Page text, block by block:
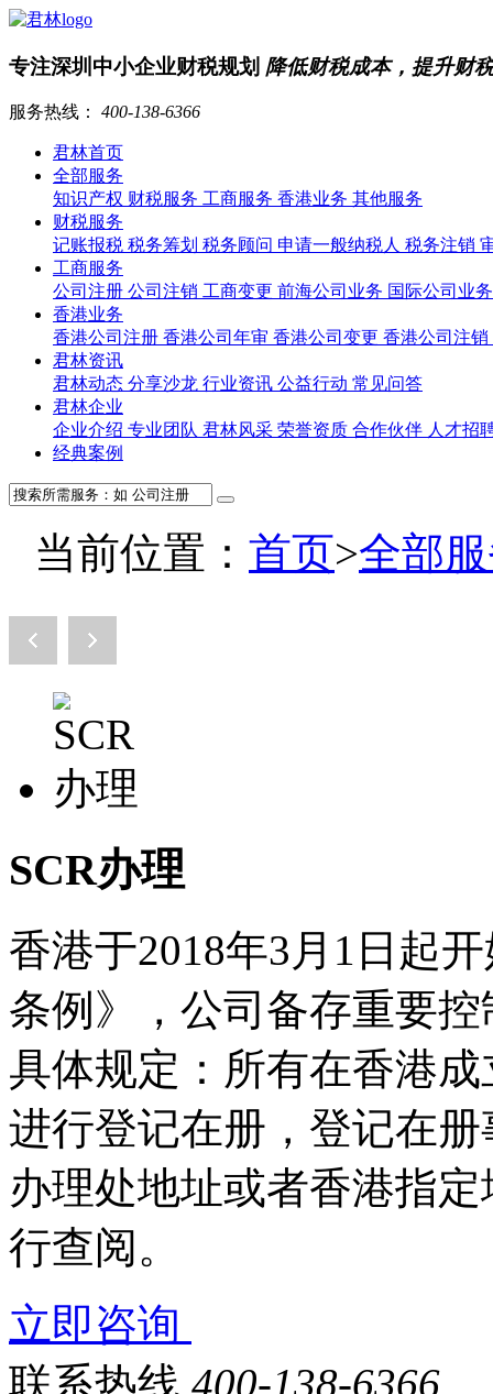
专注深圳中小企业财税规划 降低财税成本，提升财
服务热线： 400-138-6366
君林首页
全部服务
知识产权 财税服务 工商服务 香港业务 其他服务
财税服务
记账报税 税务筹划 税务顾问 申请一般纳税人 税务注销
工商服务
公司注册 公司注销 工商变更 前海公司业务 国际公司业
香港业务
香港公司注册 香港公司年审 香港公司变更 香港公司注销
君林资讯
君林动态 分享沙龙 行业资讯 公益行动 常见问答
君林企业
企业介绍 专业团队 君林风采 荣誉资质 合作伙伴 人才招
经典案例
当前位置： 首页>全部
SCR办理
香港于2018年3月1日起
条例》，公司备存重要
具体规定：所有在香港
进行登记在册，登记在
办理处地址或者香港指
行查阅。
立即咨询
联系热线 400-138-6366